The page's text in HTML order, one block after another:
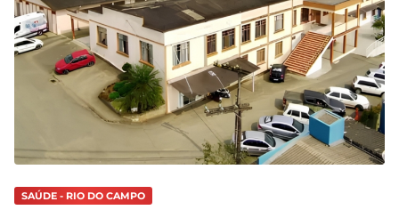
SAÚDE - RIO DO CAMPO